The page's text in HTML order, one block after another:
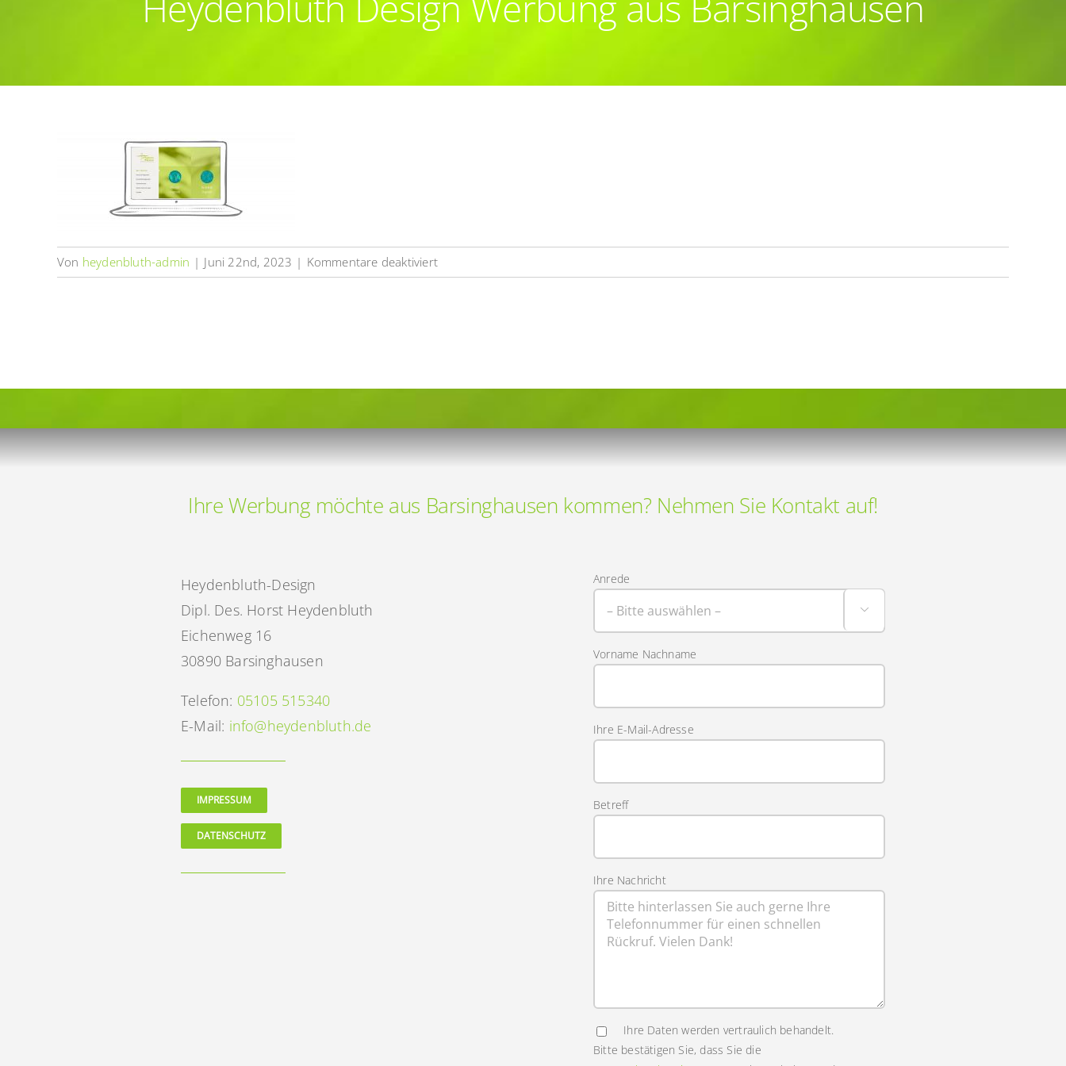
Von heydenbluth-admin | Juni 22nd, 2023 | Kommentare deaktiviertfür
Website
|
Design
Werbung
Barsinghausen
Ihre Werbung möchte aus Barsinghausen kommen? Nehmen Sie Kontakt auf!
Heydenbluth-Design
Dipl. Des. Horst Heydenbluth
Eichenweg 16
30890 Barsinghausen
Telefon: 05105 515340
E-Mail: info@heydenbluth.de
IMPRESSUM
DATENSCHUTZ
Anrede

Vorname Nachname
Ihre E-Mail-Adresse
Betreff
Ihre Nachricht
Ihre Daten werden vertraulich behandelt.
Bitte bestätigen Sie, dass Sie die